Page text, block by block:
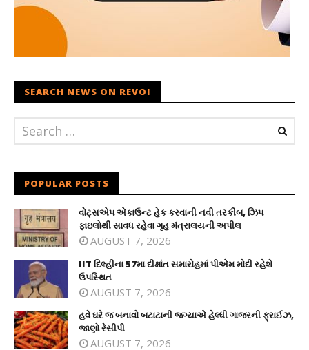
SEARCH NEWS ON REVOI
POPULAR POSTS
વોટ્સએપ એકાઉન્ટ હેક કરવાની નવી તરકીબ, ઝિપ
ફાઇલોથી સાવધ રહેવા ગૃહ મંત્રાલયની અપીલ
AUGUST 7, 2026
IIT દિલ્હીના 57મા દીક્ષાંત સમારોહમાં પીએમ મોદી રહેશે
ઉપસ્થિત
AUGUST 7, 2026
હવે ઘરે જ બનાવો બટાટાની જગ્યાએ હેલ્ધી ગાજરની ફ્રાઈઝ,
જાણો રેસીપી
AUGUST 7, 2026